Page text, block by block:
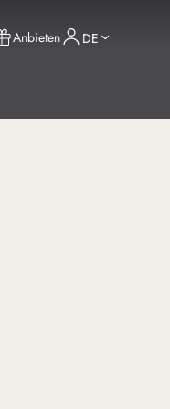
Anbieten DE